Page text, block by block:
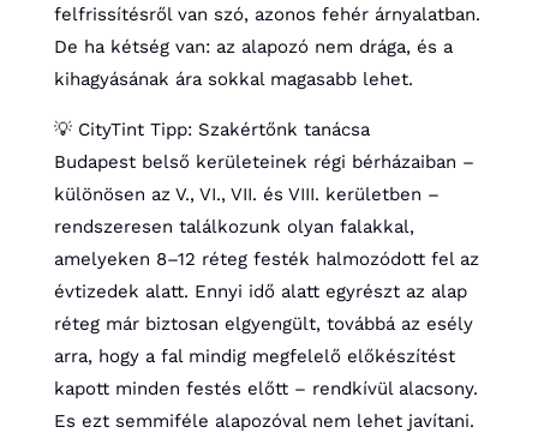
felfrissítésről van szó, azonos fehér árnyalatban.
De ha kétség van: az alapozó nem drága, és a
kihagyásának ára sokkal magasabb lehet.
💡 CityTint Tipp: Szakértőnk tanácsa
Budapest belső kerületeinek régi bérházaiban –
különösen az V., VI., VII. és VIII. kerületben –
rendszeresen találkozunk olyan falakkal,
amelyeken 8–12 réteg festék halmozódott fel az
évtizedek alatt. Ennyi idő alatt egyrészt az alap
réteg már biztosan elgyengült, továbbá az esély
arra, hogy a fal mindig megfelelő előkészítést
kapott minden festés előtt – rendkívül alacsony.
Es ezt semmiféle alapozóval nem lehet javítani.